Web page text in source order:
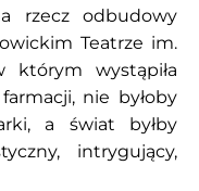
rzecz odbudowy
Teatrze im.
którym wystąpiła
nie byłoby
a świat byłby
intrygujący,